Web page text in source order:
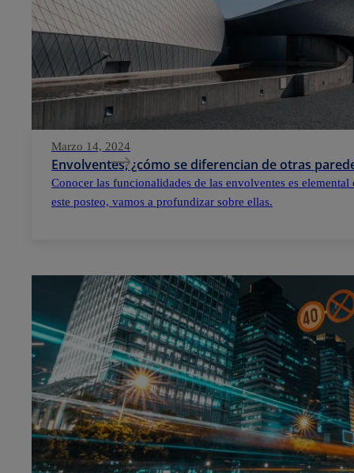
Marzo 14, 2024
Envolventes, ¿cómo se diferencian de otras
Conocer las funcionalidades de las envolventes es
este posteo, vamos a profundizar sobre ellas.